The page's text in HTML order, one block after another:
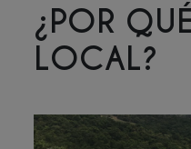
¿POR
LOCAL?